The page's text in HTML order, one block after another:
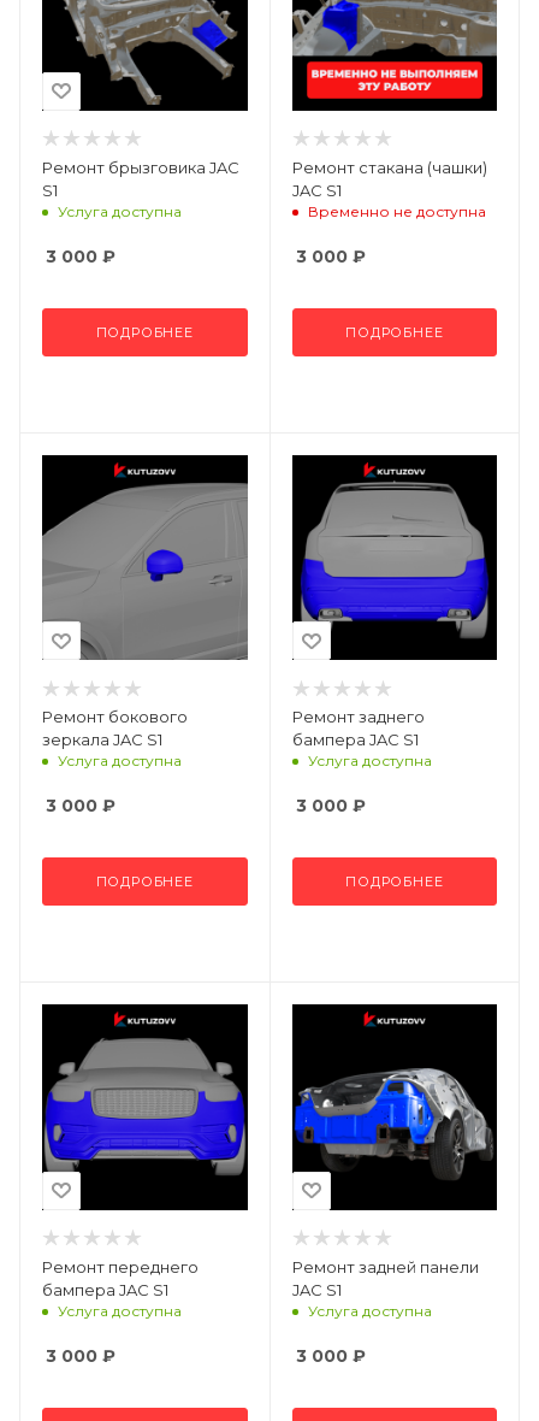
Ремонт брызговика JAC
S1
Услуга доступна
3 000 ₽
ПОДРОБНЕЕ
Ремонт стакана (чашки)
JAC S1
Временно не доступна
3 000₽
ПОДРОБНЕЕ
Ремонт бокового
зеркала JAC S1
Услуга доступна
3 000 ₽
ПОДРОБНЕЕ
Ремонт заднего
бампера JAC S1
Услуга доступна
3 000₽
ПОДРОБНЕЕ
Ремонт переднего
бампера JAC S1
Услуга доступна
3 000 ₽
Ремонт задней панели
JAC S1
Услуга доступна
3 000₽